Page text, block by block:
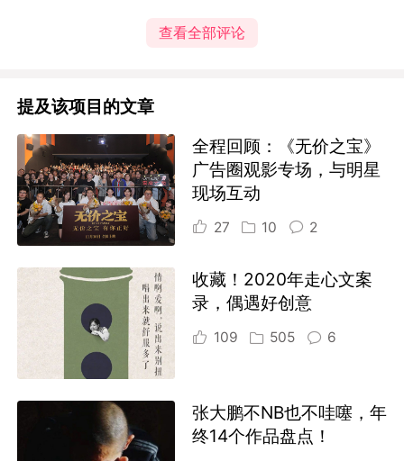
查看全部评论
提及该项目的文章
全程回顾：《无价之宝》
广告圈观影专场，与明星
现场互动
27 10 2
收藏！2020年走心文案
录，偶遇好创意
109 505 6
张大鹏不NB也不哇噻，年
终14个作品盘点！